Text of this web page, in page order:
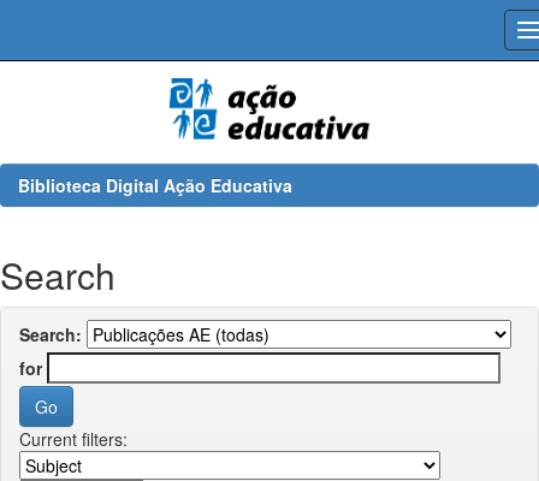
Biblioteca Digital Ação Educativa
Search
Search:
for
Current filters: